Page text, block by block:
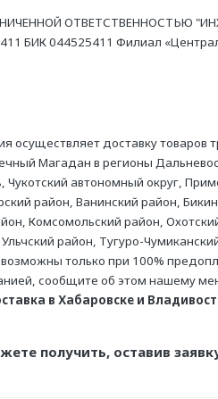
ОТВЕТСТВЕННОСТЬЮ
БИК 044525411 Филиал
осуществляет доставку
Магадан в регионы
автономный округ,
район, Ванинский район,
Комсомольский район,
район, Тугуро-
только при 100%
сообщите об этом нашему
в Хабаровске и
получить, оставив